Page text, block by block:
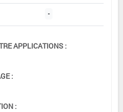
-
APPLICATIONS :
:
: